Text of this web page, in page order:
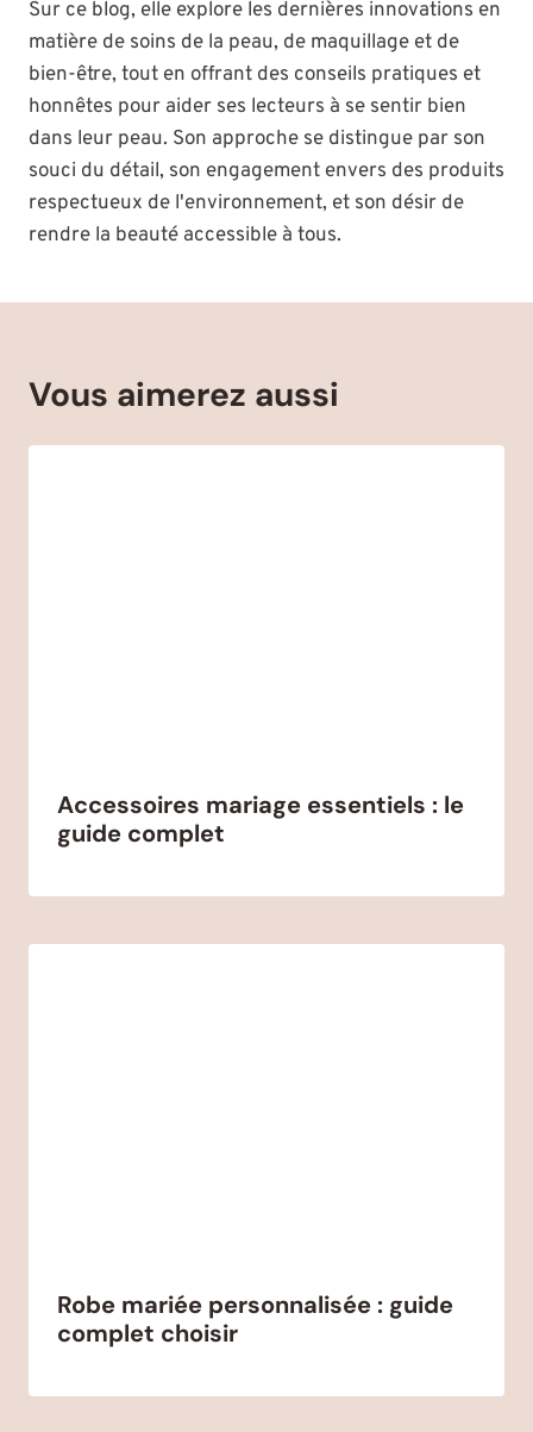
Sur ce blog, elle explore les dernières innovations en
matière de soins de la peau, de maquillage et de
bien-être, tout en offrant des conseils pratiques et
honnêtes pour aider ses lecteurs à se sentir bien
dans leur peau. Son approche se distingue par son
souci du détail, son engagement envers des produits
respectueux de l'environnement, et son désir de
rendre la beauté accessible à tous.
Vous aimerez aussi
Accessoires mariage essentiels : le
guide complet
Robe mariée personnalisée : guide
complet choisir